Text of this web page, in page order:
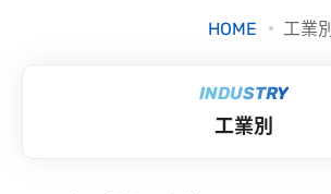
HOME 工業別
INDUSTRY
工業別